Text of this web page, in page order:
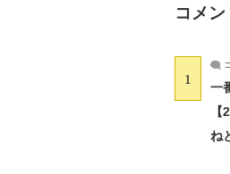
コメ
1
一
ね